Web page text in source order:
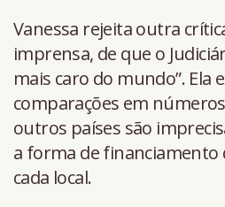
Vanessa rejeita outra
imprensa, de que o
mais caro do mundo”. Ela
comparações em
outros países são
a forma de financiamento
cada local.